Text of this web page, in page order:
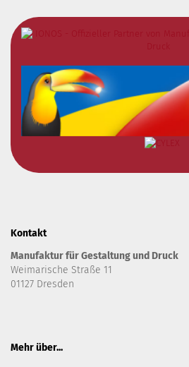
Kontakt
Manufaktur für Gestaltung und Druck
Weimarische Straße 11
01127 Dresden
Mehr über...